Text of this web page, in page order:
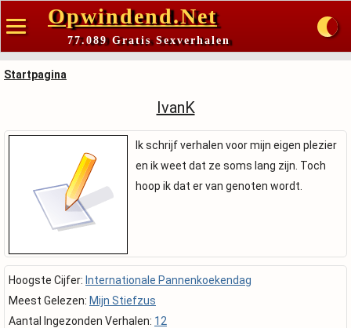
Opwindend.Net
77.089 Gratis Sexverhalen
Startpagina
IvanK
Ik schrijf verhalen voor mijn eigen plezier
en ik weet dat ze soms lang zijn. Toch
hoop ik dat er van genoten wordt.
Hoogste Cijfer: Internationale Pannenkoekendag
Meest Gelezen: Mijn Stiefzus
Aantal Ingezonden Verhalen: 12